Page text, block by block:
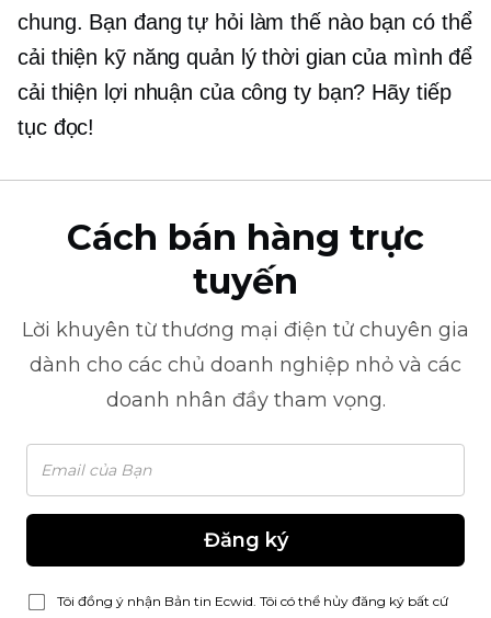
chung. Bạn đang tự hỏi làm thế nào bạn có thể
cải thiện kỹ năng quản lý thời gian của mình để
cải thiện lợi nhuận của công ty bạn? Hãy tiếp
tục đọc!
Cách bán hàng trực
tuyến
Lời khuyên từ thương mại điện tử chuyên gia
dành cho các chủ doanh nghiệp nhỏ và các
doanh nhân đầy tham vọng.
Đăng ký
Tôi đồng ý nhận Bản tin Ecwid. Tôi có thể hủy đăng ký bất cứ